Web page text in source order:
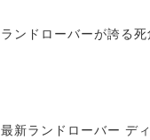
ランドローバーが誇る
最新ランドローバー デ